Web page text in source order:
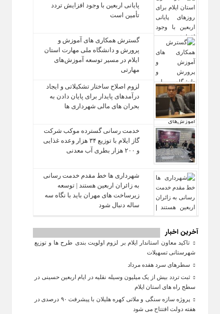
پایانی اربعین با وجود افزایش تردد
تأمین است
گسترش همکاری‌ های آموزش و
پرورش و دانشگاه ملی مهارت استان
ایلام در مسیر توسعه آموزش‌های
مهارتی
لزوم اصلاح ساختار تشکیلاتی و ایجاد
درآمدهای پایدار برای پایان دادن به
بحران‌ های مالی شهرداری‌ ها
خدمت رسانی گسترده موکب شرکت
گاز ایلام با توزیع ۳۴ هزار وعده غذایی
و ۲۰۰ هزار بطری آب معدنی
شهرداری‌ ها خط مقدم خدمت ‌رسانی
به زائران اربعین هستند | توسعه
زیرساخت ‌های مهران باید با نگاه سه‌
ساله دنبال شود
آخرین اخبار
تاکید معاون استاندار ایلام بر لزوم اولویت‌ بندی طرح‌ ها و توزیع
شهرستانی تسهیلات
سطرهای سرد هفده مرداد
ثبت تردد بیش از یک میلیون وسیله نقلیه در ایام اربعین حسینی در
سطح راه‌ های استان ایلام
پروژه سازه سنگی و ملاتی کهره هلیلان با پیشرفت ۹۰ درصدی در
هفته دولت افتتاح می شود